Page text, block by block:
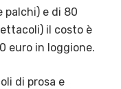
palchi) e di 80
il costo è
euro in loggione.
di prosa e